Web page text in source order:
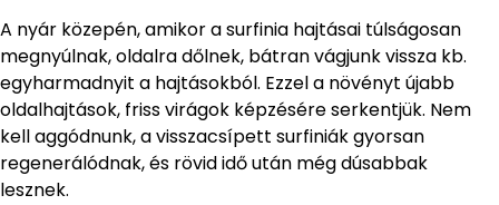
A nyár közepén, amikor a surfinia hajtásai túlságosan
megnyúlnak, oldalra dőlnek, bátran vágjunk vissza kb.
egyharmadnyit a hajtásokból. Ezzel a növényt újabb
oldalhajtások, friss virágok képzésére serkentjük. Nem
kell aggódnunk, a visszacsípett surfiniák gyorsan
regenerálódnak, és rövid idő után még dúsabbak
lesznek.